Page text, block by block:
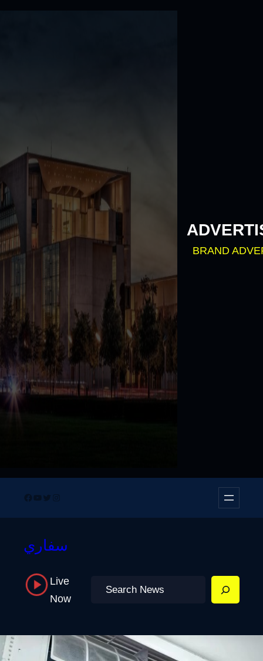
BRAND
Facebook
YouTube
TwitterInstagram
سفاري
Live
Now
Search